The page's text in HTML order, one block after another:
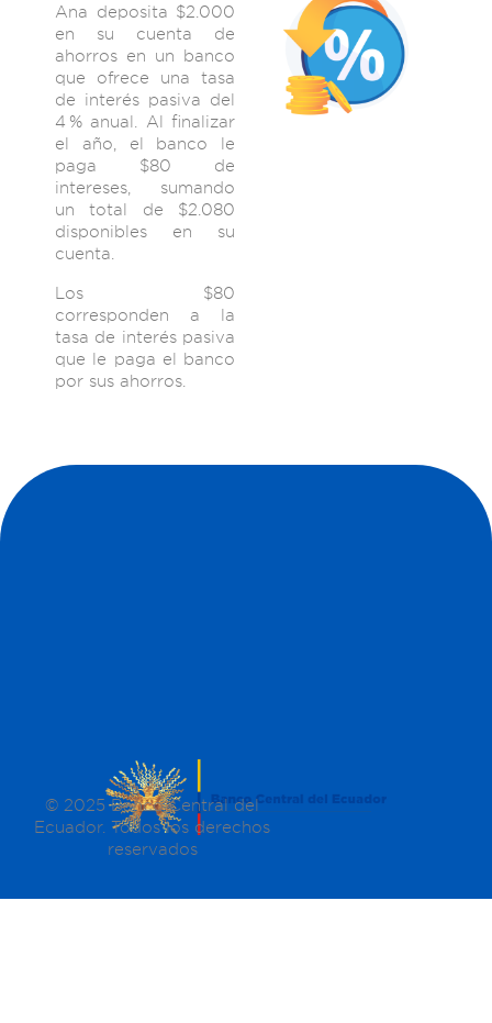
Ana deposita $2.000
en su cuenta de
ahorros en un banco
que ofrece una tasa
de interés pasiva del
4 % anual. Al finalizar
el año, el banco le
paga $80 de
intereses, sumando
un total de $2.080
disponibles en su
cuenta.
Los $80
corresponden a la
tasa de interés pasiva
que le paga el banco
por sus ahorros.
© 2025 Banco Central del
Ecuador. Todos los derechos
reservados